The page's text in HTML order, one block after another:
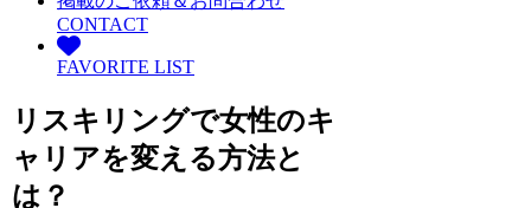
CONTACT
FAVORITE LIST
リスキリングで女性のキ
ャリアを変える方法と
は？